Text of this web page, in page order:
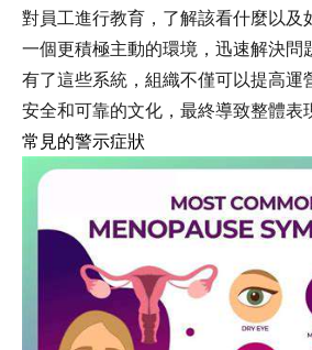
對員工進行教育，了解該看什麼以及
一個更積極主動的環境，迅速解決問
有了這些系統，組織不僅可以提高運
安全和可靠的文化，最終導致整體表
常見的警示症狀